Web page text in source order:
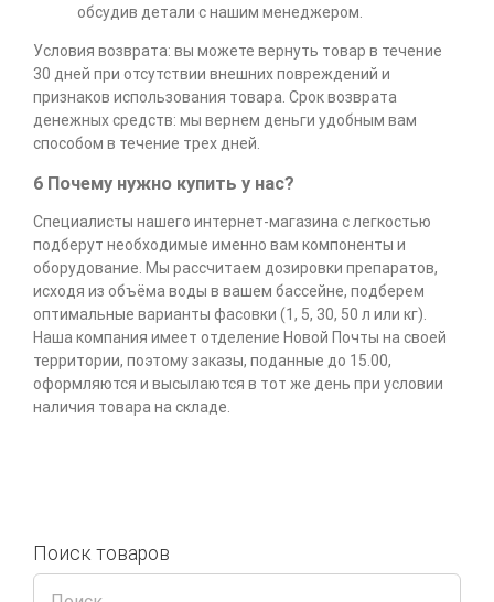
обсудив детали с нашим менеджером.
Условия возврата: вы можете вернуть товар в течение
30 дней при отсутствии внешних повреждений и
признаков использования товара. Срок возврата
денежных средств: мы вернем деньги удобным вам
способом в течение трех дней.
6 Почему нужно купить у нас?
Специалисты нашего интернет-магазина с легкостью
подберут необходимые именно вам компоненты и
оборудование. Мы рассчитаем дозировки препаратов,
исходя из объёма воды в вашем бассейне, подберем
оптимальные варианты фасовки (1, 5, 30, 50 л или кг).
Наша компания имеет отделение Новой Почты на своей
территории, поэтому заказы, поданные до 15.00,
оформляются и высылаются в тот же день при условии
наличия товара на складе.
Поиск товаров